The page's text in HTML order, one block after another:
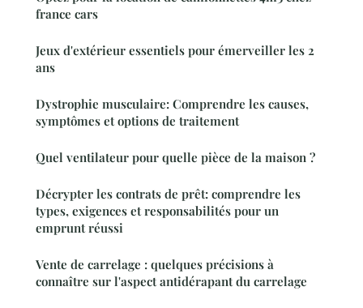
france cars
Jeux d'extérieur essentiels pour émerveiller les 2
ans
Dystrophie musculaire: Comprendre les causes,
symptômes et options de traitement
Quel ventilateur pour quelle pièce de la maison ?
Décrypter les contrats de prêt: comprendre les
types, exigences et responsabilités pour un
emprunt réussi
Vente de carrelage : quelques précisions à
connaître sur l'aspect antidérapant du carrelage